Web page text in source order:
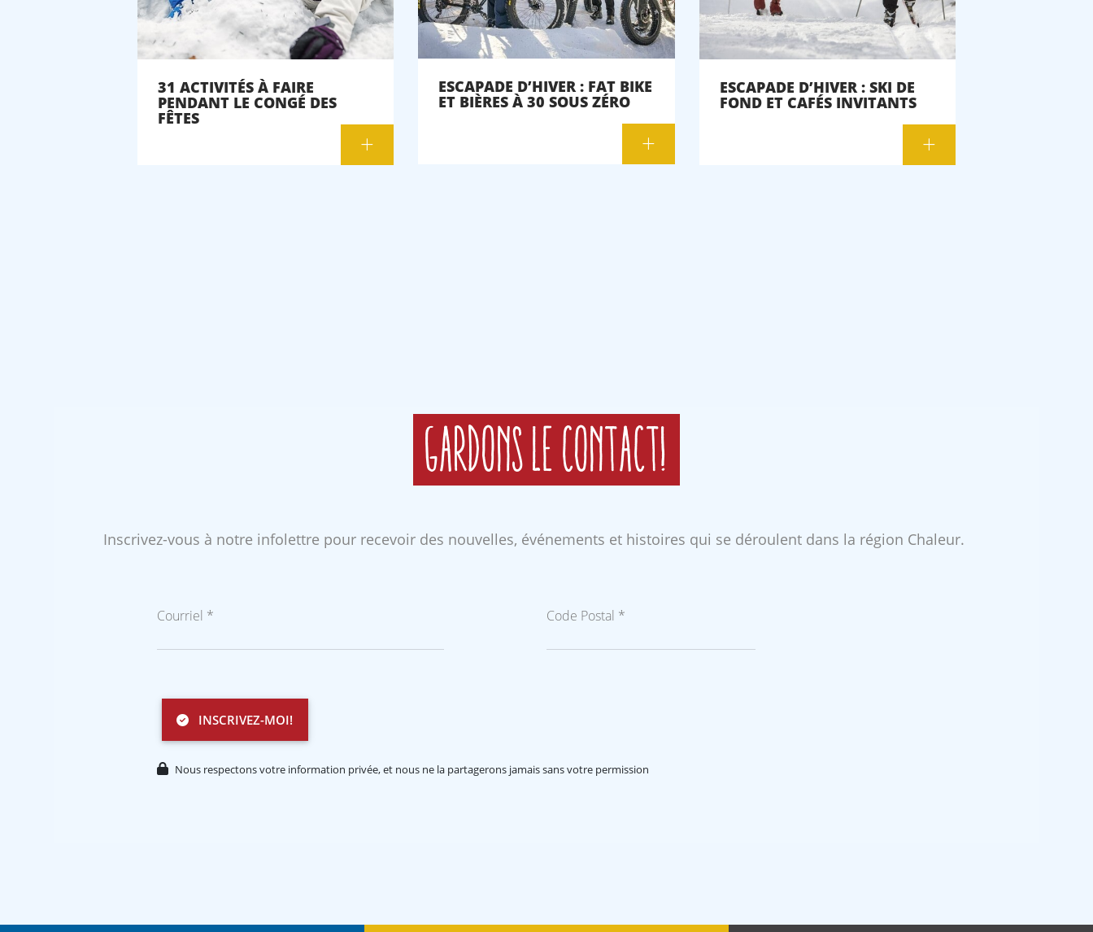
31 ACTIVITÉS À FAIRE
PENDANT LE CONGÉ DES
FÊTES
ESCAPADE D’HIVER : FAT BIKE
ET BIÈRES À 30 SOUS ZÉRO
ESCAPADE D’HIVER : SKI DE
FOND ET CAFÉS INVITANTS
Gardons le contact!
Inscrivez-vous à notre infolettre pour recevoir des nouvelles, événements et histoires qui se déroulent dans la région Chaleur.
Courriel * Code Postal *
INSCRIVEZ-MOI!
Nous respectons votre information privée, et nous ne la partagerons jamais sans votre permission